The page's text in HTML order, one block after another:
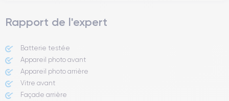
Rapport de l'expert
Batterie testée
Appareil photo avant
Appareil photo arrière ​
Vitre avant ​
Façade arrière